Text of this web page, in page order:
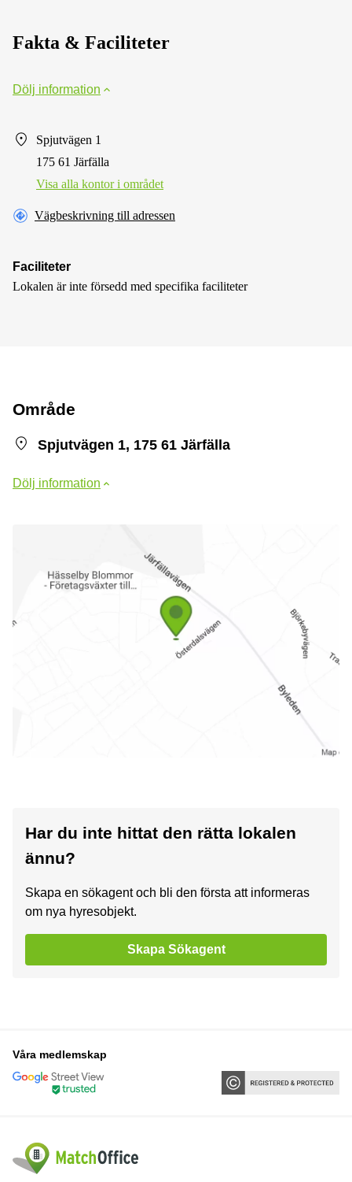
Fakta & Faciliteter
Dölj information
Spjutvägen 1
175 61 Järfälla
Visa alla kontor i området
Vägbeskrivning till adressen
Faciliteter
Lokalen är inte försedd med specifika faciliteter
Område
Spjutvägen 1, 175 61 Järfälla
Dölj information
Har du inte hittat den rätta lokalen
ännu?
Skapa en sökagent och bli den första att informeras
om nya hyresobjekt.
Skapa Sökagent
Våra medlemskap